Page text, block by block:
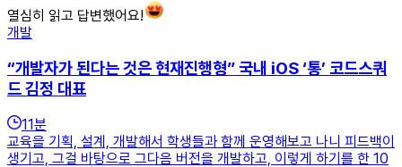
열심히 읽고 답변했어요!
개발
“개발자가 된다는 것은 현재진행형” 국내 iOS ‘통’ 코드스쿼
드 김정 대표
11분
교육을 기획, 설계, 개발해서 학생들과 함께 운영해보고 나니 피드백이
생기고, 그걸 바탕으로 그다음 버전을 개발하고, 이렇게 하기를 한 10